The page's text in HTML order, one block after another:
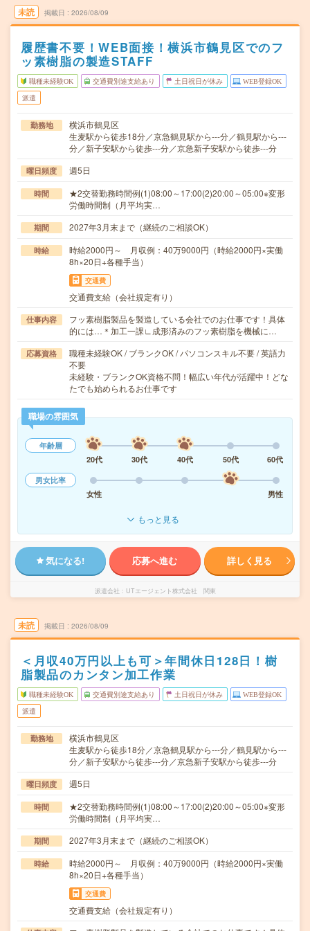
未読 掲載日 2026/08/09
履歴書不要！WEB面接！横浜市鶴見区でのフ
ッ素樹脂の製造STAFF
職種未経験OK 交通費別途支給あり 土日祝日が休み WEB登録OK
派遣
勤務地
横浜市鶴見区
生麦駅から徒歩18分／京急鶴見駅から---分／鶴見駅から---
分／新子安駅から徒歩---分／京急新子安駅から徒歩---分
曜日頻度 週5日
時間
★2交替勤務時間例(1)08:00～17:00(2)20:00～05:00※変形
労働時間制（月平均実…
期間 2027年3月末まで（継続のご相談OK）
時給
時給2000円～ 月収例：40万9000円（時給2000円×実働
8h×20日+各種手当）
交通費
交通費支給（会社規定有り）
仕事内容
フッ素樹脂製品を製造している会社でのお仕事です！具体
的には…＊加工一課∟成形済みのフッ素樹脂を機械に…
応募資格
職種未経験OK / ブランクOK / パソコンスキル不要 / 英語力
不要
未経験・ブランクOK資格不問！幅広い年代が活躍中！どな
たでも始められるお仕事です
職場の雰囲気
年齢層
20代
30代 40代 50代
60代
男女比率
女性
男性
もっと見る
気になる! 応募へ進む 詳しく見る
派遣会社 UTエージェント株式会社 関東
未読 掲載日 2026/08/09
＜月収40万円以上も可＞年間休日128日！樹
脂製品のカンタン加工作業
職種未経験OK 交通費別途支給あり 土日祝日が休み WEB登録OK
派遣
勤務地
横浜市鶴見区
生麦駅から徒歩18分／京急鶴見駅から---分／鶴見駅から---
分／新子安駅から徒歩---分／京急新子安駅から徒歩---分
曜日頻度 週5日
時間
★2交替勤務時間例(1)08:00～17:00(2)20:00～05:00※変形
労働時間制（月平均実…
期間 2027年3月末まで（継続のご相談OK）
時給
時給2000円～ 月収例：40万9000円（時給2000円×実働
8h×20日+各種手当）
交通費
交通費支給（会社規定有り）